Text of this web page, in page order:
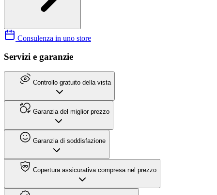
Consulenza in uno store
Servizi e garanzie
Controllo gratuito della vista
Garanzia del miglior prezzo
Garanzia di soddisfazione
Copertura assicurativa compresa nel prezzo